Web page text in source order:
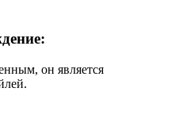
он является